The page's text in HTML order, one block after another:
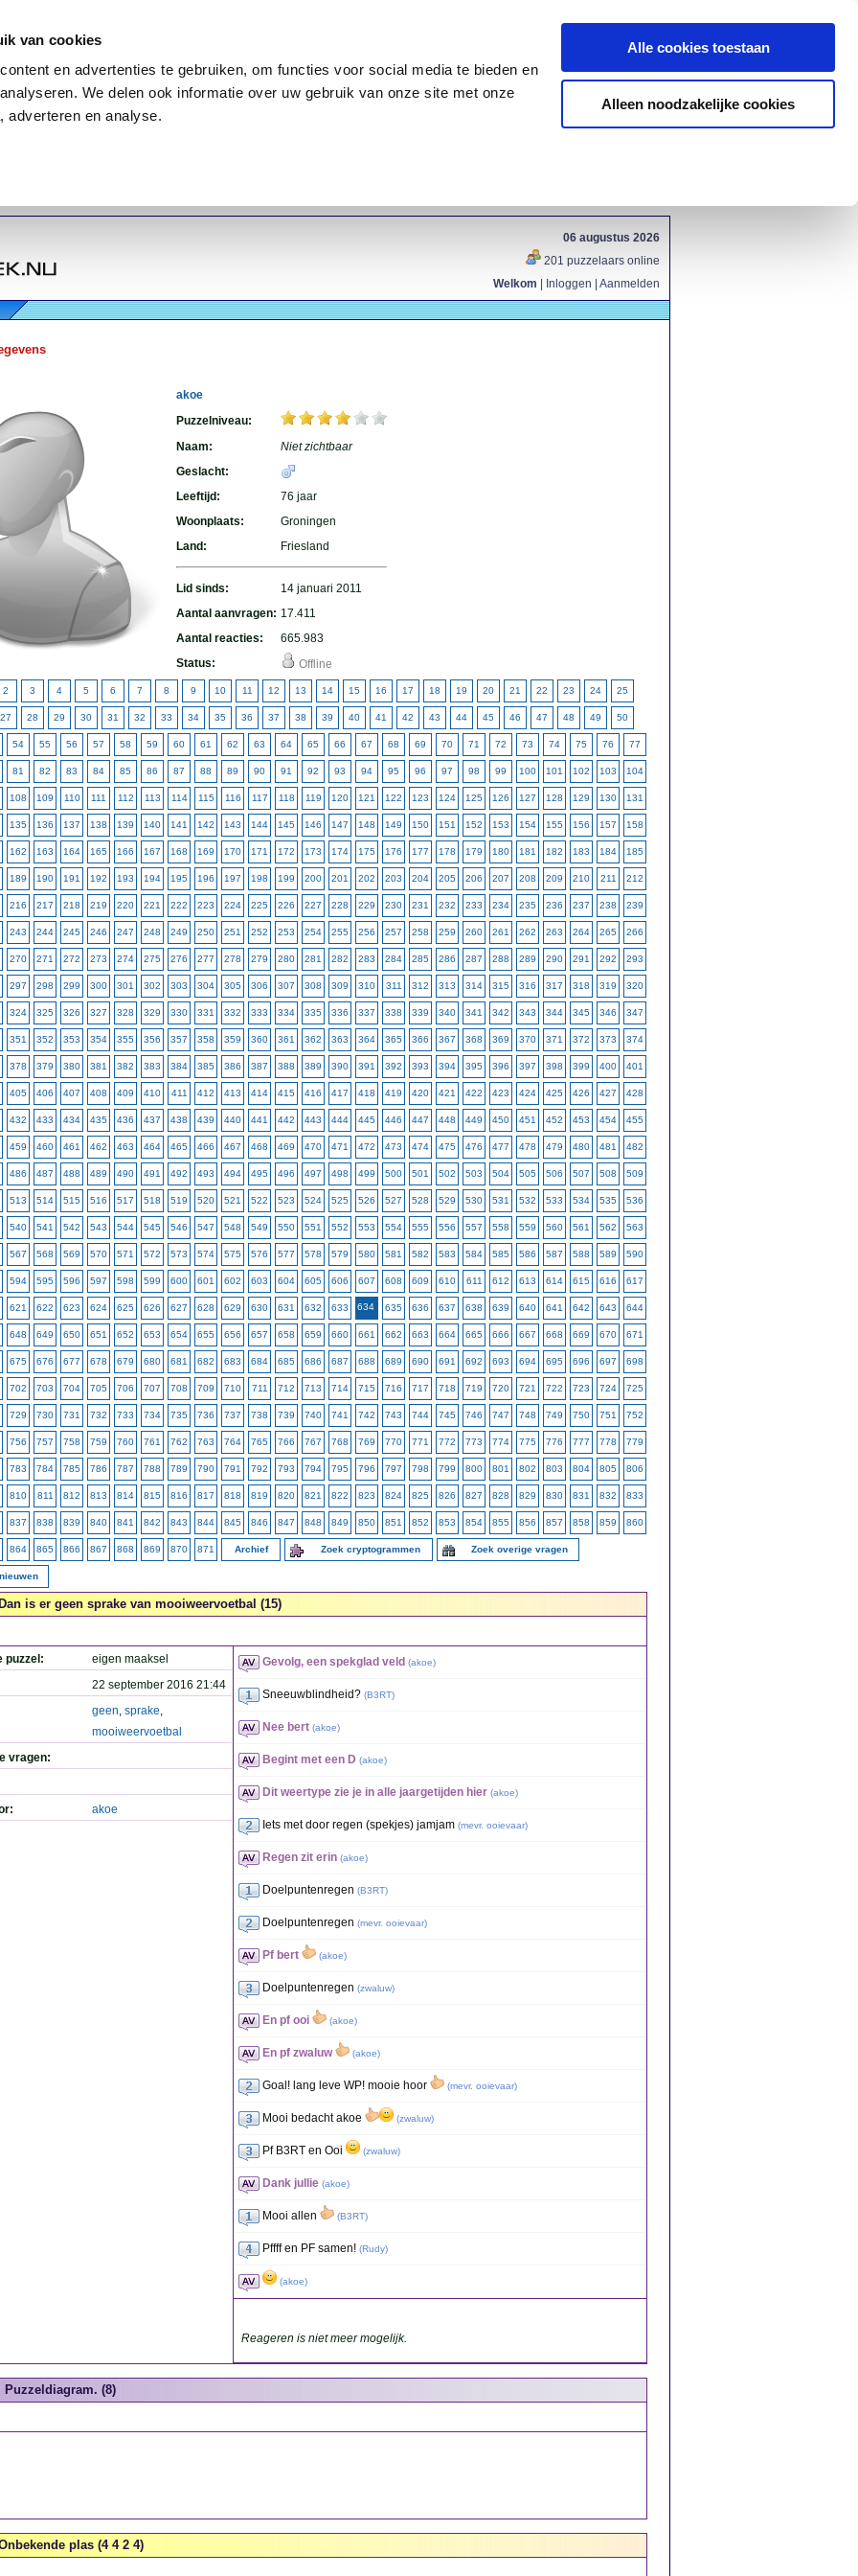
van cookies
en advertenties te gebruiken, om functies voor social media te bieden en
We delen ook informatie over uw gebruik van onze site met onze
adverteren en analyse.
Alle cookies toestaan
Alleen noodzakelijke cookies
06 augustus 2026
201 puzzelaars online
Welkom
Inloggen Aanmelden
akoe
Puzzelniveau:
Naam:
Niet zichtbaar
Geslacht:
Leeftijd:
76 jaar
Woonplaats:
Groningen
Land:
Friesland
Lid sinds:
14 januari 2011
Aantal aanvragen: 17.411
Aantal reacties:
665.983
Status:
Offline
2 3 4 5 6 7 8 9 10 11 12 13 14 15 16 17 18 19 20 21 22 23 24 25
27 28 29 30 31 32 33 34 35 36 37 38 39 40 41 42 43 44 45 46 47 48 49 50
54 55 56 57 58 59 60 61 62 63 64 65 66 67 68 69 70 71 72 73 74 75 76 77
81 82 83 84 85 86 87 88 89 90 91 92 93 94 95 96 97 98 99 100 101 102 103 104
108 109 110 111 112 113 114 115 116 117 118 119 120 121 122 123 124 125 126 127 128 129 130 131
135 136 137 138 139 140 141 142 143 144 145 146 147 148 149 150 151 152 153 154 155 156 157 158
162 163 164 165 166 167 168 169 170 171 172 173 174 175 176 177 178 179 180 181 182 183 184 185
189 190 191 192 193 194 195 196 197 198 199 200 201 202 203 204 205 206 207 208 209 210 211 212
216 217 218 219 220 221 222 223 224 225 226 227 228 229 230 231 232 233 234 235 236 237 238 239
243 244 245 246 247 248 249 250 251 252 253 254 255 256 257 258 259 260 261 262 263 264 265 266
270 271 272 273 274 275 276 277 278 279 280 281 282 283 284 285 286 287 288 289 290 291 292 293
297 298 299 300 301 302 303 304 305 306 307 308 309 310 311 312 313 314 315 316 317 318 319 320
324 325 326 327 328 329 330 331 332 333 334 335 336 337 338 339 340 341 342 343 344 345 346 347
351 352 353 354 355 356 357 358 359 360 361 362 363 364 365 366 367 368 369 370 371 372 373 374
378 379 380 381 382 383 384 385 386 387 388 389 390 391 392 393 394 395 396 397 398 399 400 401
405 406 407 408 409 410 411 412 413 414 415 416 417 418 419 420 421 422 423 424 425 426 427 428
432 433 434 435 436 437 438 439 440 441 442 443 444 445 446 447 448 449 450 451 452 453 454 455
459 460 461 462 463 464 465 466 467 468 469 470 471 472 473 474 475 476 477 478 479 480 481 482
486 487 488 489 490 491 492 493 494 495 496 497 498 499 500 501 502 503 504 505 506 507 508 509
513 514 515 516 517 518 519 520 521 522 523 524 525 526 527 528 529 530 531 532 533 534 535 536
540 541 542 543 544 545 546 547 548 549 550 551 552 553 554 555 556 557 558 559 560 561 562 563
567 568 569 570 571 572 573 574 575 576 577 578 579 580 581 582 583 584 585 586 587 588 589 590
594 595 596 597 598 599 600 601 602 603 604 605 606 607 608 609 610 611 612 613 614 615 616 617
621 622 623 624 625 626 627 628 629 630 631 632 633 634 635 636 637 638 639 640 641 642 643 644
648 649 650 651 652 653 654 655 656 657 658 659 660 661 662 663 664 665 666 667 668 669 670 671
675 676 677 678 679 680 681 682 683 684 685 686 687 688 689 690 691 692 693 694 695 696 697 698
702 703 704 705 706 707 708 709 710 711 712 713 714 715 716 717 718 719 720 721 722 723 724 725
729 730 731 732 733 734 735 736 737 738 739 740 741 742 743 744 745 746 747 748 749 750 751 752
756 757 758 759 760 761 762 763 764 765 766 767 768 769 770 771 772 773 774 775 776 777 778 779
783 784 785 786 787 788 789 790 791 792 793 794 795 796 797 798 799 800 801 802 803 804 805 806
810 811 812 813 814 815 816 817 818 819 820 821 822 823 824 825 826 827 828 829 830 831 832 833
837 838 839 840 841 842 843 844 845 846 847 848 849 850 851 852 853 854 855 856 857 858 859 860
864 865 866 867 868 869 870 871 Archief Zoek cryptogrammen Zoek overige vragen
is er geen sprake van mooiweervoetbal (15)
puzzel:
eigen maaksel
22 september 2016 21:44
geen, sprake,
mooiweervoetbal
vragen:
akoe
Gevolg, een spekglad veld (akoe)
Sneeuwblindheid? (B3RT)
Nee bert (akoe)
Begint met een D (akoe)
Dit weertype zie je in alle jaargetijden hier (akoe)
Iets met door regen (spekjes) jamjam (mevr. ooievaar)
Regen zit erin (akoe)
Doelpuntenregen (B3RT)
Doelpuntenregen (mevr. ooievaar)
Pf bert (akoe)
Doelpuntenregen (zwaluw)
En pf ooi (akoe)
En pf zwaluw (akoe)
Goal! lang leve WP! mooie hoor (mevr. ooievaar)
Mooi bedacht akoe (zwaluw)
Pf B3RT en Ooi (zwaluw)
Dank jullie (akoe)
Mooi allen (B3RT)
Pffff en PF samen! (Rudy)
(akoe)
Reageren is niet meer mogelijk.
Puzzeldiagram. (8)
plas (4 4 2 4)